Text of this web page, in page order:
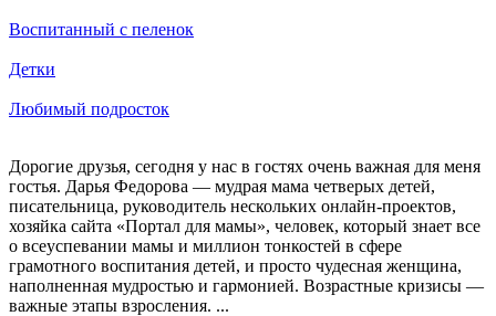
Воспитанный с пеленок
Детки
Любимый подросток
Дорогие друзья, сегодня у нас в гостях очень важная для меня
гостья. Дарья Федорова — мудрая мама четверых детей,
писательница, руководитель нескольких онлайн-проектов,
хозяйка сайта «Портал для мамы», человек, который знает все
о всеуспевании мамы и миллион тонкостей в сфере
грамотного воспитания детей, и просто чудесная женщина,
наполненная мудростью и гармонией. Возрастные кризисы —
важные этапы взросления. ...